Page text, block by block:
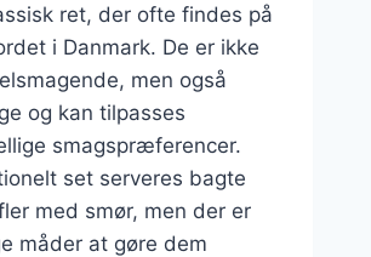
ret, der ofte findes på
i Danmark. De er ikke
men også
og kan tilpasses
smagspræferencer.
set serveres bagte
med smør, men der er
måder at gøre dem